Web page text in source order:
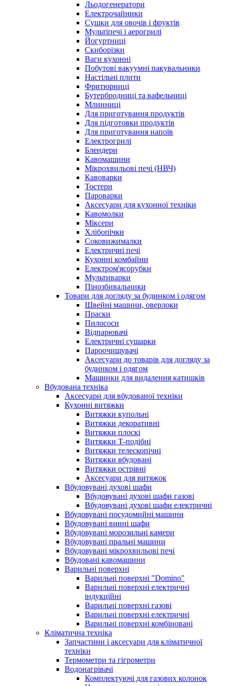
Льодогенератори
Електрочайники
Сушки для овочів і фруктів
Мультіпечі і аерогрилі
Йогуртниці
Скиборізки
Ваги кухонні
Побутові вакуумні пакувальники
Настільні плити
Фритюрниці
Бутербродниці та вафельниці
Млинниці
Для приготування продуктів
Для підготовки продуктів
Для приготування напоїв
Електрогрилі
Блендери
Кавомашини
Мікрохвильові печі (НВЧ)
Кавоварки
Тостери
Пароварки
Аксесуари для кухонної техніки
Кавомолки
Міксери
Хлібопічки
Соковижималки
Електричні печі
Кухонні комбайни
Електром'ясорубки
Мультиварки
Пінозбивальники
Товари для догляду за будинком і одягом
Швейні машини, оверлоки
Праски
Пилососи
Відпарювачі
Електричні сушарки
Пароочищувачі
Аксесуари до товарів для догляду за
будинком і одягом
Машинки для видалення катишків
Вбудована техніка
Аксесуари для вбудованої техніки
Кухонні витяжки
Витяжки купольні
Витяжки декоративні
Витяжки плоскі
Витяжки Т-подібні
Витяжки телескопічні
Витяжки вбудовані
Витяжки острівні
Аксесуари для витяжок
Вбудовувані духові шафи
Вбудовувані духові шафи газові
Вбудовувані духові шафи електричні
Вбудовувані посудомийні машини
Вбудовувані винні шафи
Вбудовувані морозильні камери
Вбудовувані пральні машини
Вбудовувані мікрохвильові печі
Вбудовані кавомашини
Варильні поверхні
Варильні поверхні "Domino"
Варильні поверхні електричні
індукційні
Варильні поверхні газові
Варильні поверхні електричні
Варильні поверхні комбіновані
Кліматична техніка
Запчастини і аксесуари для кліматичної
техніки
Термометри та гігрометри
Водонагрівачі
Комплектуючі для газових колонок